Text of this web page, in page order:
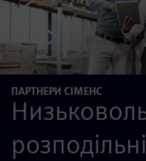
ПАРТНЕРИ СІМЕНС